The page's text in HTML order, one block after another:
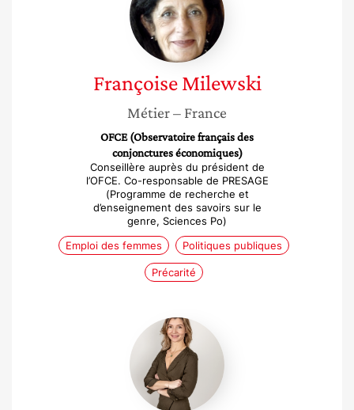
Françoise Milewski
Métier– France
OFCE (Observatoire français des
conjonctures économiques)
Conseillère auprès du président de
l’OFCE. Co-responsable de PRESAGE
(Programme de recherche et
d’enseignement des savoirs sur le
genre, Sciences Po)
Emploi des femmes
Politiques publiques
Précarité
Fleur
Jourdan